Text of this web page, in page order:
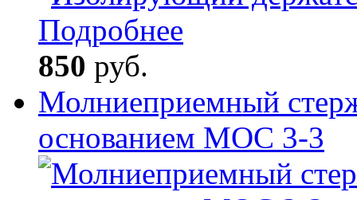
Подробнее
850 руб.
Молниеприемный
основанием МОС 3-3